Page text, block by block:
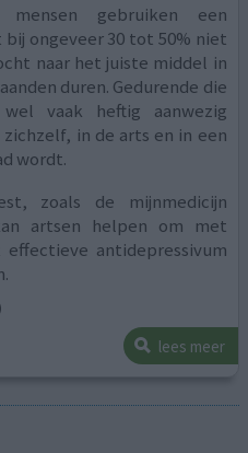
gebruiken een
ongeveer 30 tot 50% niet
naar het juiste middel in
duren. Gedurende die
vaak heftig aanwezig
in de arts en in een
wordt.
zoals de mijnmedicijn
artsen helpen om met
antidepressivum
lees meer